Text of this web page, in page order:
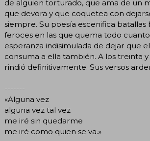
de alguien torturado, que ama de un
que devora y que coquetea con
siempre. Su poesía escenifica batallas
feroces en las que quema todo
esperanza indisimulada de dejar que
consuma a ella también. A los treinta y
rindió definitivamente. Sus versos
-------
«Alguna vez
alguna vez tal vez
me iré sin quedarme
me iré como quien se va.»